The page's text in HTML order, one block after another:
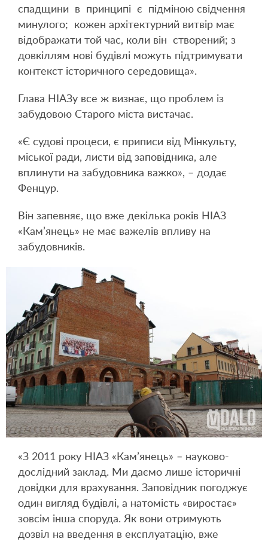
спадщини в принципі є підміною свідчення
минулого; кожен архітектурний витвір має
відображати той час, коли він створений; з
довкіллям нові будівлі можуть підтримувати
контекст історичного середовища».
Глава НІАЗу все ж визнає, що проблем із
забудовою Старого міста вистачає.
«Є судові процеси, є приписи від Мінкульту,
міської ради, листи від заповідника, але
вплинути на забудовника важко», – додає
Фенцур.
Він запевняє, що вже декілька років НІАЗ
«Кам’янець» не має важелів впливу на
забудовників.
«З 2011 року НІАЗ «Кам’янець» – науково-
дослідний заклад. Ми даємо лише історичні
довідки для врахування. Заповідник погоджує
один вигляд будівлі, а натомість «виростає»
зовсім інша споруда. Як вони отримують
дозвіл на введення в експлуатацію, вже